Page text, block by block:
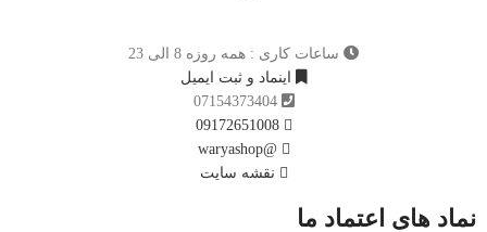
ساعات کاری : همه روزه 8 الی 23
اینماد و ثبت ایمیل
07154373404
09172651008
@waryashop
نقشه سایت
نماد های اعتماد ما